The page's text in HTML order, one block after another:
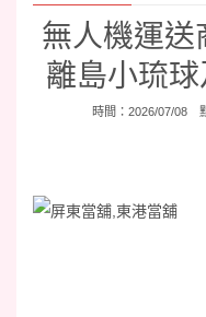
無人機運送
離島小琉
時間：2026/07/08